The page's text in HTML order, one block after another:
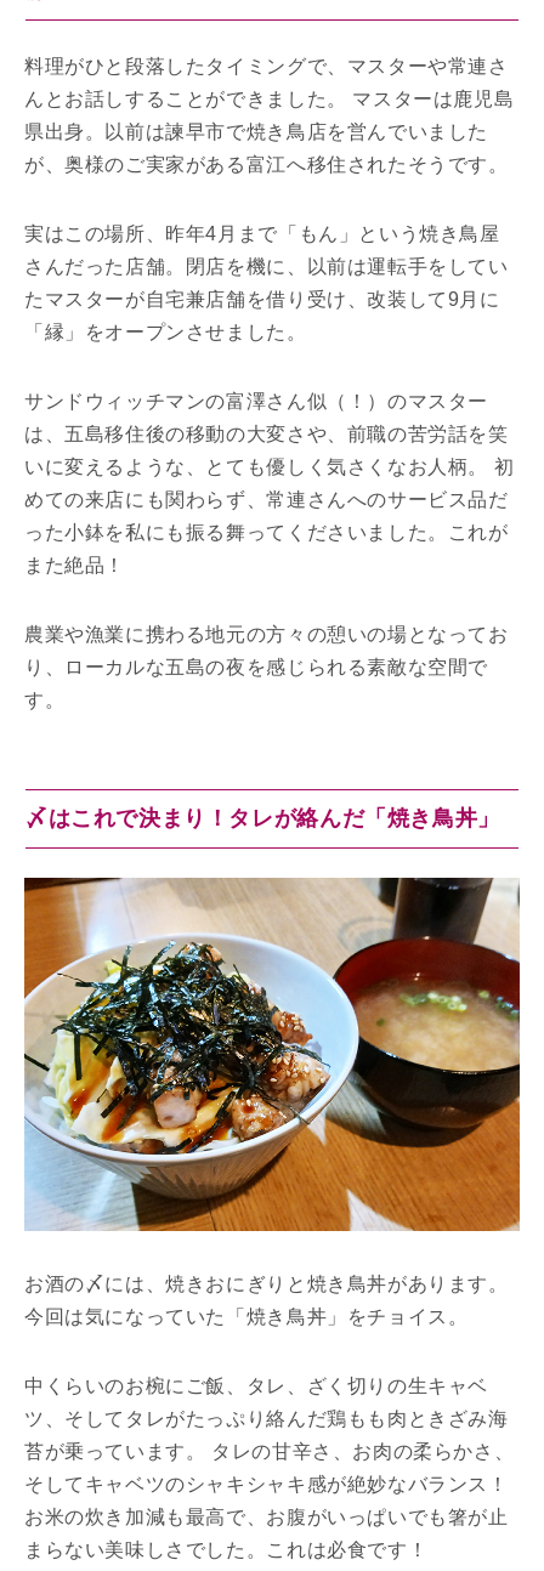
料理がひと段落したタイミングで、マスターや常連さ
んとお話しすることができました。 マスターは鹿児島
県出身。以前は諫早市で焼き鳥店を営んでいました
が、奥様のご実家がある富江へ移住されたそうです。
実はこの場所、昨年4月まで「もん」という焼き鳥屋
さんだった店舗。閉店を機に、以前は運転手をしてい
たマスターが自宅兼店舗を借り受け、改装して9月に
「縁」をオープンさせました。
サンドウィッチマンの富澤さん似（！）のマスター
は、五島移住後の移動の大変さや、前職の苦労話を笑
いに変えるような、とても優しく気さくなお人柄。 初
めての来店にも関わらず、常連さんへのサービス品だ
った小鉢を私にも振る舞ってくださいました。これが
また絶品！
農業や漁業に携わる地元の方々の憩いの場となってお
り、ローカルな五島の夜を感じられる素敵な空間で
す。
〆はこれで決まり！タレが絡んだ「焼き鳥丼」
お酒の〆には、焼きおにぎりと焼き鳥丼があります。
今回は気になっていた「焼き鳥丼」をチョイス。
中くらいのお椀にご飯、タレ、ざく切りの生キャベ
ツ、そしてタレがたっぷり絡んだ鶏もも肉ときざみ海
苔が乗っています。 タレの甘辛さ、お肉の柔らかさ、
そしてキャベツのシャキシャキ感が絶妙なバランス！
お米の炊き加減も最高で、お腹がいっぱいでも箸が止
まらない美味しさでした。これは必食です！